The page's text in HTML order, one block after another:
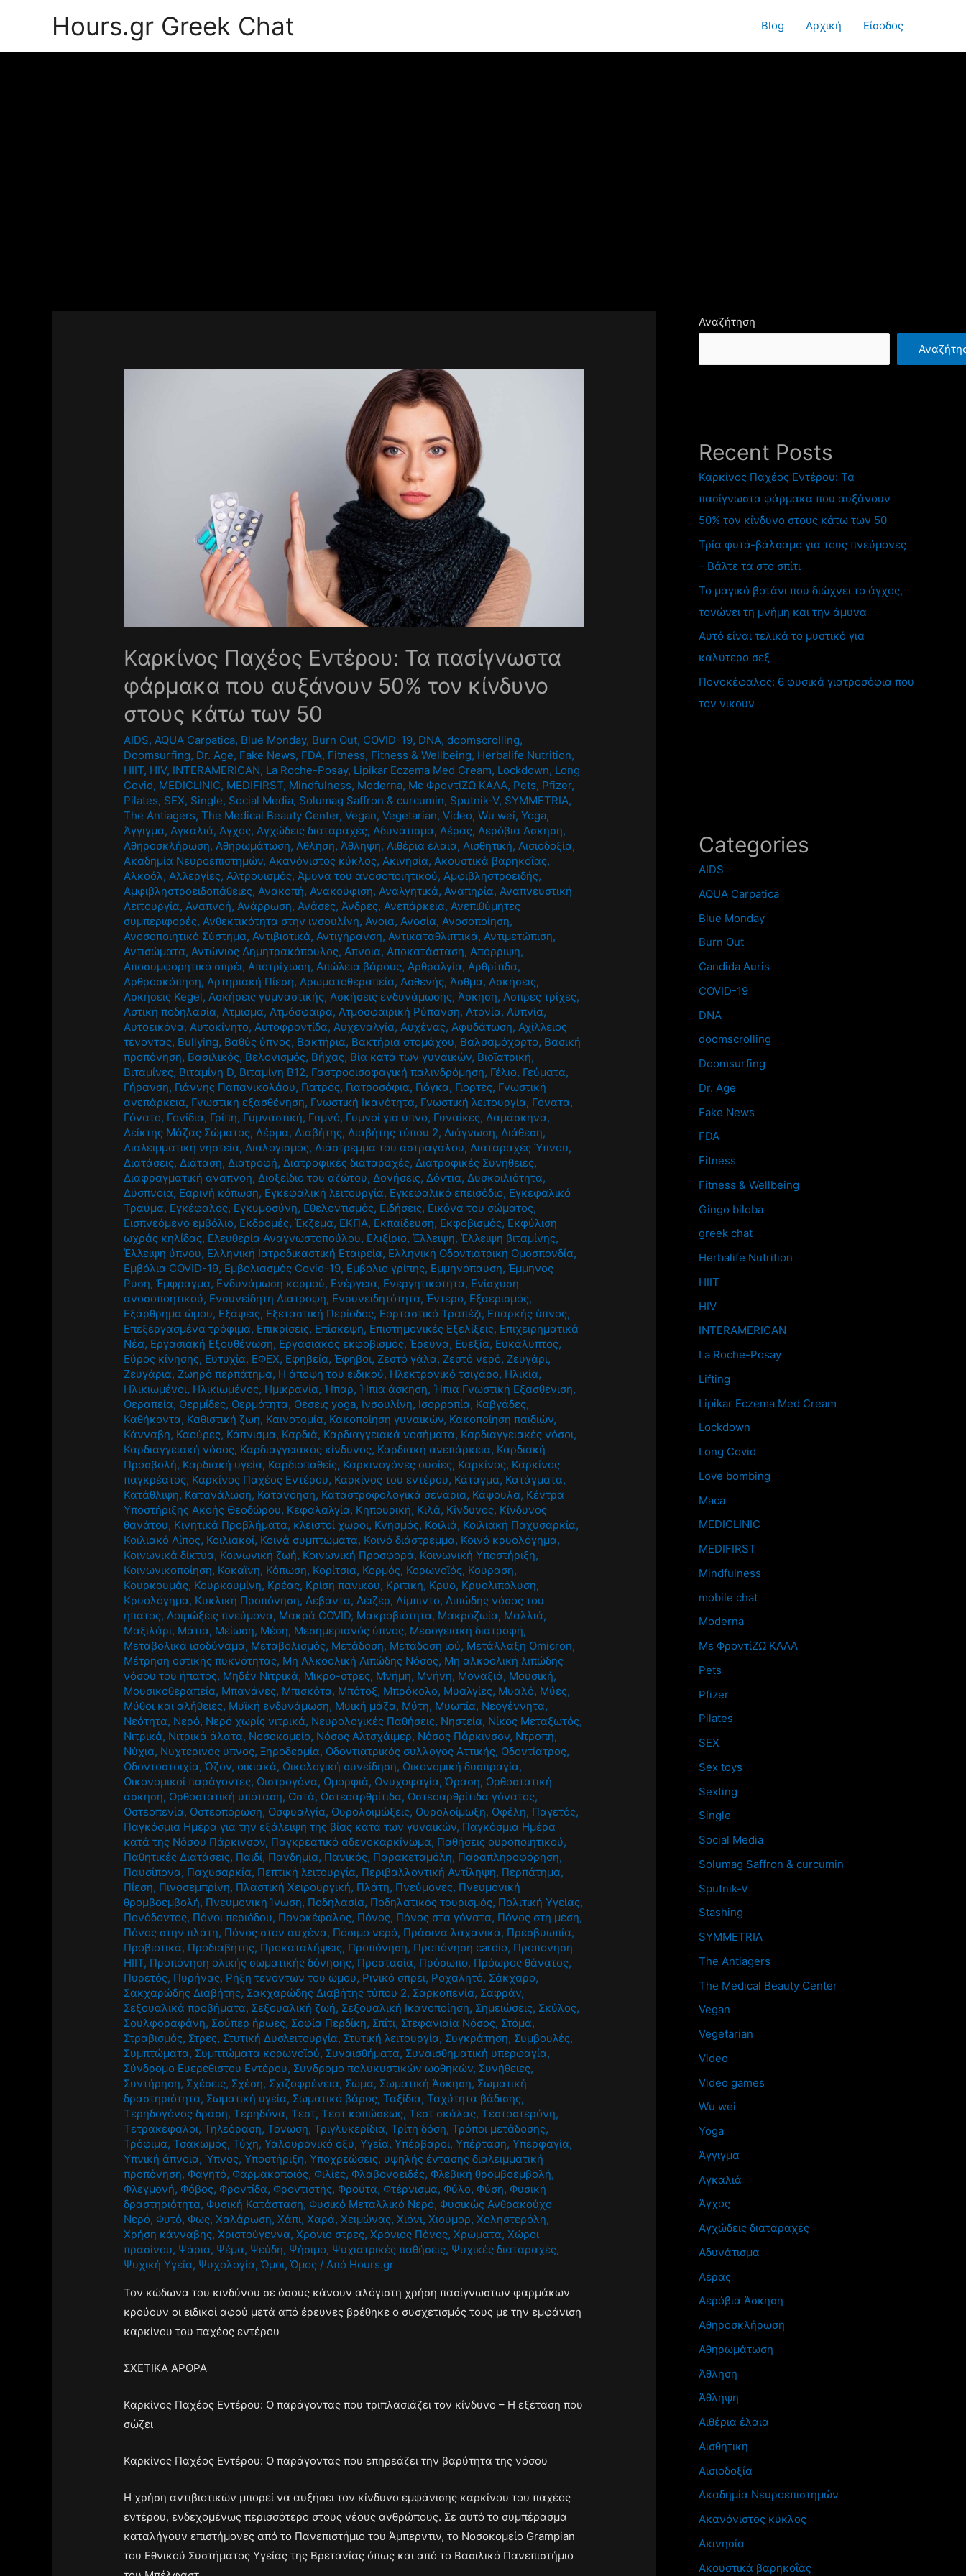
Hours.gr Greek Chat Blog Αρχική Είσοδος
Καρκίνος Παχέος Εντέρου: Τα πασίγνωστα
φάρμακα που αυξάνουν 50% τον κίνδυνο
στους κάτω των 50
AIDS, AQUA Carpatica, Blue Monday, Burn Out, COVID-19, DNA,doomscrolling,
Doomsurfing, Dr. Age, Fake News, FDA, Fitness, Fitness & Wellbeing, Herbalife Nutrition,
HIIT, HIV, INTERAMERICAN, La Roche-Posay, Lipikar Eczema Med Cream, Lockdown, Long
Covid, MEDICLINIC, MEDIFIRST, Mindfulness, Moderna, Mε ΦροντίΖΩ ΚΑΛΑ, Pets, Pfizer,
Pilates, SEX, Single, Social Media, Solumag Saffron & curcumin, Sputnik-V, SYMMETRIA,
The Antiagers,The Medical Beauty Center,Vegan,Vegetarian,Video,Wu wei,Yoga,
Άγγιγμα, Αγκαλιά, Άγχος, Αγχώδεις διαταραχές, Αδυνάτισμα, Αέρας, Αερόβια Άσκηση,
Αθηροσκλήρωση, Αθηρωμάτωση, Άθληση, Άθληψη, Αιθέρια έλαια, Αισθητική, Αισιοδοξία,
Ακαδημία Νευροεπιστημών, Ακανόνιστος κύκλος, Ακινησία, Ακουστικά βαρηκοΐας,
Αλκοόλ, Αλλεργίες, Αλτρουισμός, Άμυνα του ανοσοποιητικού, Αμφιβληστροειδής,
Αμφιβληστροειδοπάθειες, Ανακοπή, Ανακούφιση, Αναλγητικά, Αναπηρία, Αναπνευστική
Λειτουργία, Αναπνοή, Ανάρρωση, Ανάσες, Άνδρες, Ανεπάρκεια, Ανεπιθύμητες
συμπεριφορές, Ανθεκτικότητα στην ινσουλίνη, Άνοια, Ανοσία, Ανοσοποίηση,
Ανοσοποιητικό Σύστημα, Αντιβιοτικά, Αντιγήρανση, Αντικαταθλιπτικά, Αντιμετώπιση,
Αντισώματα, Αντώνιος Δημητρακόπουλος, Άπνοια, Αποκατάσταση, Απόρριψη,
Αποσυμφορητικό σπρέι, Αποτρίχωση, Απώλεια βάρους, Αρθραλγία, Αρθρίτιδα,
Αρθροσκόπηση, Αρτηριακή Πίεση, Αρωματοθεραπεία, Ασθενής, Άσθμα, Ασκήσεις,
Ασκήσεις Kegel, Ασκήσεις γυμναστικής, Ασκήσεις ενδυνάμωσης, Άσκηση, Άσπρες τρίχες,
Αστική ποδηλασία, Άτμισμα, Ατμόσφαιρα, Ατμοσφαιρική Ρύπανση, Ατονία, Αϋπνία,
Αυτοεικόνα, Αυτοκίνητο, Αυτοφροντίδα, Αυχεναλγία, Αυχένας, Αφυδάτωση, Αχίλλειος
τένοντας, Βullying, Βαθύς ύπνος, Βακτήρια, Βακτήρια στομάχου, Βαλσαμόχορτο, Βασική
προπόνηση, Βασιλικός, Βελονισμός, Βήχας, Βία κατά των γυναικών, Βιοϊατρική,
Βιταμίνες, Βιταμίνη D, Βιταμίνη Β12, Γαστροοισοφαγική παλινδρόμηση, Γέλιο, Γεύματα,
Γήρανση, Γιάννης Παπανικολάου, Γιατρός, Γιατροσόφια, Γιόγκα, Γιορτές, Γνωστική
ανεπάρκεια, Γνωστική εξασθένηση, Γνωστική Ικανότητα, Γνωστική λειτουργία, Γόνατα,
Γόνατο, Γονίδια, Γρίπη, Γυμναστική, Γυμνό, Γυμνοί για ύπνο, Γυναίκες, Δαμάσκηνα,
Δείκτης Μάζας Σώματος, Δέρμα, Διαβήτης, Διαβήτης τύπου 2, Διάγνωση, Διάθεση,
Διαλειμματική νηστεία, Διαλογισμός, Διάστρεμμα του αστραγάλου, Διαταραχές Ύπνου,
Διατάσεις, Διάταση, Διατροφή, Διατροφικές διαταραχές, Διατροφικές Συνήθειες,
Διαφραγματική αναπνοή, Διοξείδιο του αζώτου, Δονήσεις, Δόντια, Δυσκοιλιότητα,
Δύσπνοια, Εαρινή κόπωση, Εγκεφαλική λειτουργία, Εγκεφαλικό επεισόδιο, Εγκεφαλικό
Τραύμα, Εγκέφαλος, Εγκυμοσύνη, Εθελοντισμός, Ειδήσεις, Εικόνα του σώματος,
Εισπνεόμενο εμβόλιο, Εκδρομές,Έκζεμα, ΕΚΠΑ, Εκπαίδευση, Εκφοβισμός, Εκφύλιση
ωχράς κηλίδας, Ελευθερία Αναγνωστοπούλου, Ελιξίριο,Έλλειψη,Έλλειψη βιταμίνης,
Έλλειψη ύπνου, Ελληνική Ιατροδικαστική Εταιρεία, Ελληνική Οδοντιατρική Ομοσπονδία,
Εμβόλια COVID-19, Εμβολιασμός Covid-19, Εμβόλιο γρίπης, Εμμηνόπαυση,Έμμηνος
Ρύση,Έμφραγμα, Ενδυνάμωση κορμού, Ενέργεια, Ενεργητικότητα, Ενίσχυση
ανοσοποητικού, Ενσυνείδητη Διατροφή, Ενσυνειδητότητα,Έντερο, Εξαερισμός,
Εξάρθρημα ώμου, Εξάψεις, Εξεταστική Περίοδος, Εορταστικό Τραπέζι, Επαρκής ύπνος,
Επεξεργασμένα τρόφιμα, Επικρίσεις, Επίσκεψη, Επιστημονικές Εξελίξεις, Επιχειρηματικά
Νέα, Εργασιακή Εξουθένωση, Εργασιακός εκφοβισμός,Έρευνα, Ευεξία, Ευκάλυπτος,
Εύρος κίνησης, Ευτυχία, ΕΦΕΧ, Εφηβεία,Έφηβοι, Ζεστό γάλα, Ζεστό νερό, Ζευγάρι,
Ζευγάρια, Ζωηρό περπάτημα, Η άποψη του ειδικού, Ηλεκτρονικό τσιγάρο, Ηλικία,
Ηλικιωμένοι, Ηλικιωμένος, Ημικρανία, Ήπαρ, Ήπια άσκηση, Ήπια Γνωστική Εξασθένιση,
Θεραπεία, Θερμίδες, Θερμότητα, Θέσεις yoga, Ινσουλίνη, Ισορροπία, Καβγάδες,
Καθήκοντα, Καθιστική ζωή, Καινοτομία, Κακοποίηση γυναικών, Κακοποίηση παιδιών,
Κάνναβη, Καούρες, Κάπνισμα, Καρδιά, Καρδιαγγειακά νοσήματα, Καρδιαγγειακές νόσοι,
Καρδιαγγειακή νόσος, Καρδιαγγειακός κίνδυνος, Καρδιακή ανεπάρκεια, Καρδιακή
Προσβολή, Καρδιακή υγεία, Καρδιοπαθείς, Καρκινογόνες ουσίες, Καρκίνος, Καρκίνος
παγκρέατος, Καρκίνος Παχέος Εντέρου, Καρκίνος του εντέρου, Κάταγμα, Κατάγματα,
Κατάθλιψη, Κατανάλωση, Κατανόηση, Καταστροφολογικά σενάρια, Κάψουλα, Κέντρα
Υποστήριξης Ακοής Θεοδώρου, Κεφαλαλγία, Κηπουρική, Κιλά, Κίνδυνος, Κίνδυνος
θανάτου, Κινητικά Προβλήματα, κλειστοί χώροι, Κνησμός, Κοιλιά, Κοιλιακή Παχυσαρκία,
Κοιλιακό Λίπος, Κοιλιακοί, Κοινά συμπτώματα, Κοινό διάστρεμμα, Κοινό κρυολόγημα,
Κοινωνικά δίκτυα, Κοινωνική ζωή, Κοινωνική Προσφορά, Κοινωνική Υποστήριξη,
Κοινωνικοποίηση, Κοκαϊνη, Κόπωση, Κορίτσια, Κορμός, Κορωνοϊός, Κούραση,
Κουρκουμάς, Κουρκουμίνη, Κρέας, Κρίση πανικού, Κριτική, Κρύο, Κρυολιπόλυση,
Κρυολόγημα, Κυκλική Προπόνηση, Λεβάντα, Λέιζερ, Λίμπιντο, Λιπώδης νόσος του
ήπατος, Λοιμώξεις πνεύμονα, Μακρά COVID, Μακροβιότητα, Μακροζωία, Μαλλιά,
Μαξιλάρι, Μάτια, Μείωση, Μέση, Μεσημεριανός ύπνος, Μεσογειακή διατροφή,
Μεταβολικά ισοδύναμα, Μεταβολισμός, Μετάδοση, Μετάδοση ιού, Μετάλλαξη Omicron,
Μέτρηση οστικής πυκνότητας, Μη Αλκοολική Λιπώδης Νόσος, Μη αλκοολική λιπώδης
νόσου του ήπατος, Μηδέν Νιτρικά, Μικρο-στρες, Μνήμη, Μνήνη, Μοναξιά, Μουσική,
Μουσικοθεραπεία, Μπανάνες, Μπισκότα, Μπότοξ, Μπρόκολο, Μυαλγίες, Μυαλό, Μύες,
Μύθοι και αλήθειες, Μυϊκή ενδυνάμωση, Μυική μάζα, Μύτη, Μυωπία, Νεογέννητα,
Νεότητα, Νερό, Νερό χωρίς νιτρικά, Νευρολογικές Παθήσεις, Νηστεία, Νίκος Μεταξωτός,
Νιτρικά, Νιτρικά άλατα, Νοσοκομείο, Νόσος Αλτσχάιμερ, Νόσος Πάρκινσον, Ντροπή,
Νύχια, Νυχτερινός ύπνος,Ξηροδερμία, Οδοντιατρικός σύλλογος Αττικής, Οδοντίατρος,
Οδοντοστοιχία,Όζον,οικιακά, Οικολογική συνείδηση, Οικονομική δυσπραγία,
Οικονομικοί παράγοντες, Οιστρογόνα, Ομορφιά, Ονυχοφαγία,Όραση, Ορθοστατική
άσκηση, Ορθοστατική υπόταση, Οστά, Οστεοαρθρίτιδα, Οστεοαρθρίτιδα γόνατος,
Οστεοπενία, Οστεοπόρωση, Οσφυαλγία, Ουρολοιμώξεις, Ουρολοίμωξη, Οφέλη, Παγετός,
Παγκόσμια Ημέρα για την εξάλειψη της βίας κατά των γυναικών, Παγκόσμια Ημέρα
κατά της Νόσου Πάρκινσον, Παγκρεατικό αδενοκαρκίνωμα, Παθήσεις ουροποιητικού,
Παθητικές Διατάσεις, Παιδί, Πανδημία, Πανικός, Παρακεταμόλη, Παραπληροφόρηση,
Παυσίπονα, Παχυσαρκία, Πεπτική λειτουργία, Περιβαλλοντική Αντίληψη, Περπάτημα,
Πίεση, Πινοσεμπρίνη, Πλαστική Χειρουργική, Πλάτη, Πνεύμονες, Πνευμονική
θρομβοεμβολή, Πνευμονική Ίνωση, Ποδηλασία, Ποδηλατικός τουρισμός, Πολιτική Υγείας,
Πονόδοντος, Πόνοι περιόδου, Πονοκέφαλος, Πόνος, Πόνος στα γόνατα, Πόνος στη μέση,
Πόνος στην πλάτη, Πόνος στον αυχένα, Πόσιμο νερό, Πράσινα λαχανικά, Πρεσβυωπία,
Προβιοτικά, Προδιαβήτης, Προκαταλήψεις, Προπόνηση, Προπόνηση cardio, Προπονηση
HIIT, Προπόνηση ολικής σωματικής δόνησης, Προστασία, Πρόσωπο, Πρόωρος θάνατος,
Πυρετός, Πυρήνας, Ρήξη τενόντων του ώμου, Ρινικό σπρέι, Ροχαλητό, Σάκχαρο,
Σακχαρώδης Διαβήτης, Σακχαρώδης Διαβήτης τύπου 2, Σαρκοπενία, Σαφράν,
Σεξουαλικά προβήματα, Σεξουαλική ζωή, Σεξουαλική Ικανοποίηση, Σημειώσεις, Σκύλος,
Σουλφοραφάνη, Σούπερ ήρωες, Σοφία Περδίκη, Σπίτι, Στεφανιαία Νόσος, Στόμα,
Στραβισμός, Στρες, Στυτική Δυσλειτουργία, Στυτική λειτουργία, Συγκράτηση, Συμβουλές,
Συμπτώματα, Συμπτώματα κορωνοϊού, Συναισθήματα, Συναισθηματική υπερφαγία,
Σύνδρομο Ευερέθιστου Εντέρου, Σύνδρομο πολυκυστικών ωοθηκών, Συνήθειες,
Συντήρηση, Σχέσεις, Σχέση, Σχιζοφρένεια, Σώμα, Σωματική Άσκηση, Σωματική
δραστηριότητα, Σωματική υγεία, Σωματικό βάρος,Ταξίδια,Ταχύτητα βάδισης,
Τερηδογόνος δράση,Τερηδόνα,Τεστ,Τεστ κοπώσεως,Τεστ σκάλας,Τεστοστερόνη,
Τετρακέφαλοι,Τηλεόραση,Τόνωση,Τριγλυκερίδια,Τρίτη δόση,Τρόποι μετάδοσης,
Τρόφιμα,Τσακωμός,Τύχη,Υαλουρονικό οξύ,Υγεία,Υπέρβαροι,Υπέρταση,Υπερφαγία,
Υπνική άπνοια,Ύπνος,Υποστήριξη,Υποχρεώσεις, υψηλής έντασης διαλειμματική
προπόνηση,Φαγητό,Φαρμακοποιός,Φιλίες,Φλαβονοειδές,Φλεβική θρομβοεμβολή,
Φλεγμονή,Φόβος,Φροντίδα,Φροντιστής,Φρούτα,Φτέρνισμα,Φύλο,Φύση,Φυσική
δραστηριότητα,Φυσική Κατάσταση,Φυσικό Μεταλλικό Νερό,Φυσικώς Ανθρακούχο
Νερό,Φυτό,Φως,Χαλάρωση,Χάπι,Χαρά,Χειμώνας,Χιόνι,Χιούμορ,Χοληστερόλη,
Χρήση κάνναβης,Χριστούγεννα,Χρόνιο στρες,Χρόνιος Πόνος,Χρώματα,Χώροι
πρασίνου, Ψάρια, Ψέμα, Ψεύδη, Ψήσιμο, Ψυχιατρικές παθήσεις, Ψυχικές διαταραχές,
Ψυχική Υγεία, Ψυχολογία,Ώμοι,Ώμος / Από Hours.gr
Τον κώδωνα του κινδύνου σε όσους κάνουν αλόγιστη χρήση πασίγνωστων φαρμάκων
κρούουν οι ειδικοί αφού μετά από έρευνες βρέθηκε ο συσχετισμός τους με την εμφάνιση
καρκίνου του παχέος εντέρου
ΣΧΕΤΙΚΑ ΑΡΘΡΑ
Καρκίνος Παχέος Εντέρου: Ο παράγοντας που τριπλασιάζει τον κίνδυνο – Η εξέταση που
σώζει
Καρκίνος Παχέος Εντέρου: Ο παράγοντας που επηρεάζει την βαρύτητα της νόσου
Η χρήση αντιβιοτικών μπορεί να αυξήσει τον κίνδυνο εμφάνισης καρκίνου του παχέος
εντέρου, ενδεχομένως περισσότερο στους νέους ανθρώπους. Σε αυτό το συμπέρασμα
καταλήγουν επιστήμονες από το Πανεπιστήμιο του Άμπερντιν, το Νοσοκομείο Grampian
του Εθνικού Συστήματος Υγείας της Βρετανίας όπως και από το Βασιλικό Πανεπιστήμιο
Αναζήτηση
Recent Posts
Καρκίνος Παχέος Εντέρου: Τα
πασίγνωστα φάρμακα που αυξάνουν
50% τον κίνδυνο στους κάτω των 50
Τρία φυτά-βάλσαμο για τους πνεύμονες
– Βάλτε τα στο σπίτι
Το μαγικό βοτάνι που διώχνει το άγχος,
τονώνει τη μνήμη και την άμυνα
Αυτό είναι τελικά το μυστικό για
καλύτερο σεξ
Πονοκέφαλος: 6 φυσικά γιατροσόφια που
τον νικούν
Categories
AIDS
AQUA Carpatica
Blue Monday
Burn Out
Candida Auris
COVID-19
DNA
doomscrolling
Doomsurfing
Dr. Age
Fake News
FDA
Fitness
Fitness & Wellbeing
Gingo biloba
greek chat
Herbalife Nutrition
HIIT
HIV
INTERAMERICAN
La Roche-Posay
Lifting
Lipikar Eczema Med Cream
Lockdown
Long Covid
Love bombing
Maca
MEDICLINIC
MEDIFIRST
Mindfulness
mobile chat
Moderna
Mε ΦροντίΖΩ ΚΑΛΑ
Pets
Pfizer
Pilates
SEX
Sex toys
Sexting
Single
Social Media
Solumag Saffron & curcumin
Sputnik-V
Stashing
SYMMETRIA
The Antiagers
The Medical Beauty Center
Vegan
Vegetarian
Video
Video games
Wu wei
Yoga
Άγγιγμα
Αγκαλιά
Άγχος
Αγχώδεις διαταραχές
Αδυνάτισμα
Αέρας
Αερόβια Άσκηση
Αθηροσκλήρωση
Αθηρωμάτωση
Άθληση
Άθληψη
Αιθέρια έλαια
Αισθητική
Αισιοδοξία
Ακαδημία Νευροεπιστημών
Ακανόνιστος κύκλος
Ακινησία
Ακουστικά βαρηκοΐας